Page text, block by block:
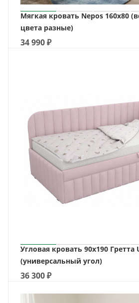
Мягкая кровать Nepos 160х80
цвета разные)
34 990₽
Угловая кровать 90х190 Гретта
(универсальный угол)
36 300₽